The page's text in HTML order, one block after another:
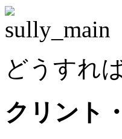
どうすれ
クリント